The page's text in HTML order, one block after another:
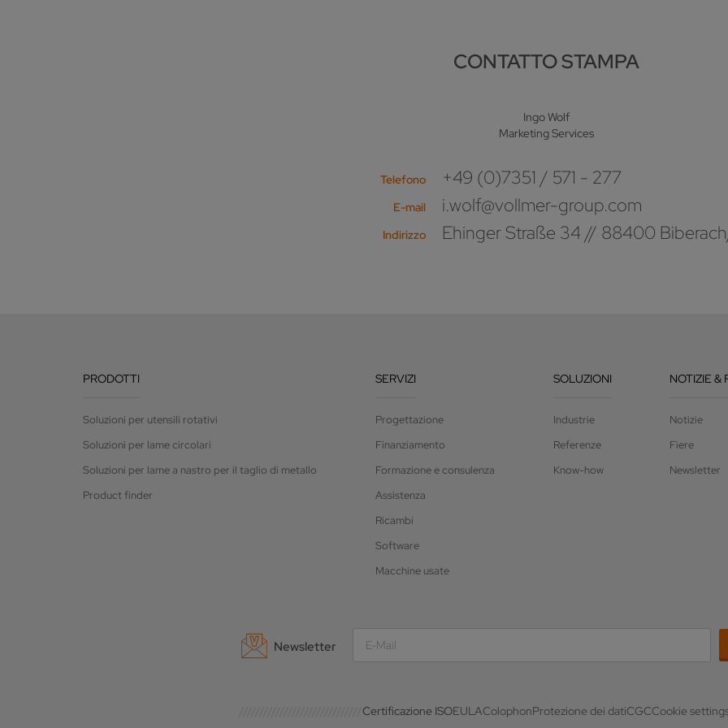
CONTATTO STAMPA
Ingo Wolf
Marketing Services
Telefono +49 (0)7351 / 571 - 277
E-mail i.wolf@vollmer-group.com
Indirizzo Ehinger Straße 34 // 88400
PRODOTTI
Soluzioni per utensili rotativi
Soluzioni per lame circolari
Soluzioni per lame a nastro per il taglio di metallo
Product finder
SERVIZI
Progettazione
Finanziamento
Formazione e consulenza
Assistenza
Ricambi
Software
Macchine usate
SOLUZIONI
Industrie
Referenze
Know-how
NOTIZIE &
Notizie
Fiere
Newsletter
Newsletter
Certificazione ISOEULAColophonProtezione dei datiCGCCookie